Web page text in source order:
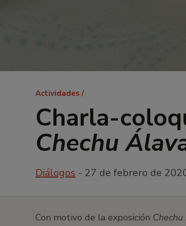
Ruta
de
navegación
Actividades
Charla-
Chechu
Diálogos - 27 de febrero de
Con motivo de la exposición